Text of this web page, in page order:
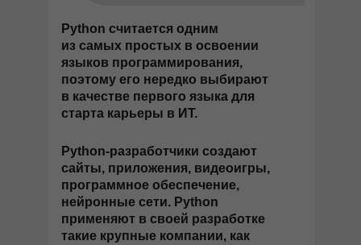
Python считается одним
из самых простых в освоении
языков программирования,
поэтому его нередко выбирают
в качестве первого языка для
старта карьеры в ИТ.
Python-разработчики создают
сайты, приложения, видеоигры,
программное обеспечение,
нейронные сети. Python
применяют в своей разработке
такие крупные компании, как